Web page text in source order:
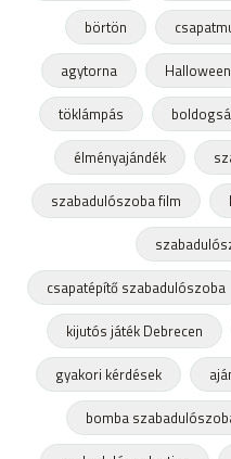
börtön
agytorna
Halloween
töklámpás
élményajándék
szabadulószoba film
csapatépítő szabadulószoba
kijutós játék Debrecen
gyakori kérdések
bomba